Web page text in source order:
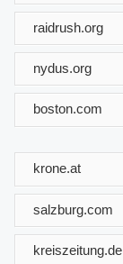
raidrush.org
nydus.org
boston.com
krone.at
salzburg.com
kreiszeitung.de